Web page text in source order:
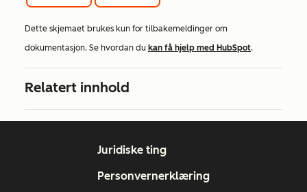
Dette skjemaet brukes kun for tilbakemeldinger om
dokumentasjon. Se hvordan du kan få hjelp med HubSpot.
Relatert innhold
Juridiske ting
Personvernerklæring